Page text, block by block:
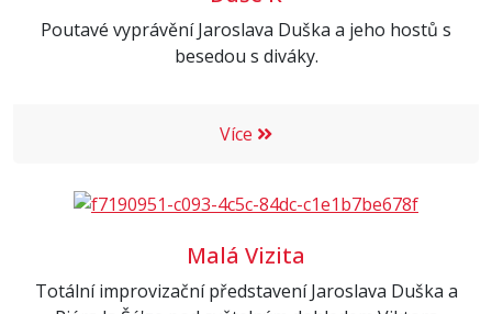
Poutavé vyprávění Jaroslava Duška a jeho hostů s
besedou s diváky.
Více
Malá Vizita
Totální improvizační představení Jaroslava Duška a